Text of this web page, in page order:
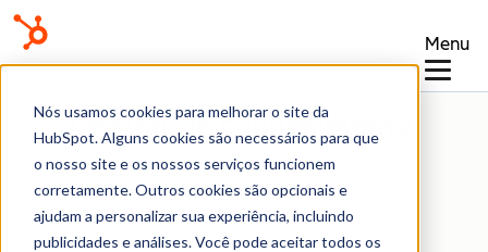
Nós usamos cookies para melhorar o site da
HubSpot. Alguns cookies são necessários para que
o nosso site e os nossos serviços funcionem
corretamente. Outros cookies são opcionais e
ajudam a personalizar sua experiência, incluindo
publicidades e análises. Você pode aceitar todos os
Menu
Central de conhecimento